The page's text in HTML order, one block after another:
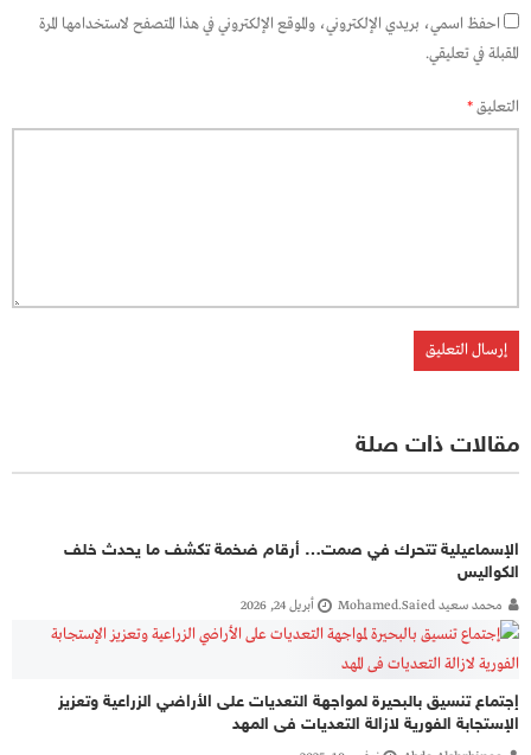
احفظ اسمي، بريدي الإلكتروني، والموقع الإلكتروني في هذا المتصفح لاستخدامها المرة
المقبلة في تعليقي.
التعليق*
مقالات ذات صلة
الإسماعيلية تتحرك في صمت… أرقام ضخمة تكشف ما يحدث خلف
الكواليس
محمد سعيد Mohamed.saied أبريل 24, 2026
إجتماع تنسيق بالبحيرة لمواجهة التعديات على الأراضي الزراعية وتعزيز
الإستجابة الفورية لازالة التعديات فى المهد